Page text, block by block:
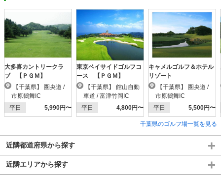
大多喜カントリークラ
ブ 【ＰＧＭ】
市原鶴舞IC
平日
5,990円〜
東京ベイサイドゴルフコ
ース 【ＰＧＭ】
車道 / 富津竹岡IC
平日
4,800円〜
キャメルゴルフ＆ホテル
リゾート
市原鶴舞IC
平日
5,500円〜
千葉県のゴルフ場一覧を見る
近隣都道府県から探す
近隣エリアから探す